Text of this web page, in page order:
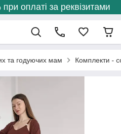
оплаті за реквізитами
та годуючих мам Комплекти -